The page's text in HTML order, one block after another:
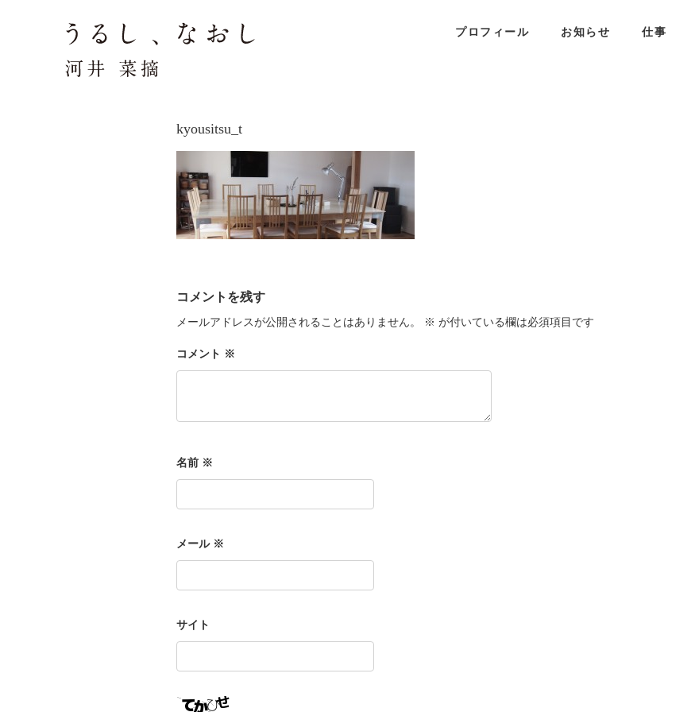
プロフィール お知らせ 仕事
kyousitsu_t
コメントを残す
メールアドレスが公開されることはありません。 ※ が付いている欄は必須項目です
コメント ※
名前 ※
メール ※
サイト